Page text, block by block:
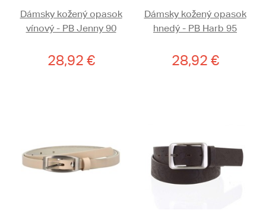
Dámsky kožený opasok
vínový - PB Jenny 90
28,92 €
Dámsky kožený opasok
hnedý - PB Harb 95
28,92 €